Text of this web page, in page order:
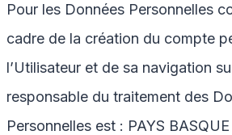
Pour les Données Personnelles
cadre de la création du compte
l’Utilisateur et de sa navigation
responsable du traitement des
Personnelles est : PAYS